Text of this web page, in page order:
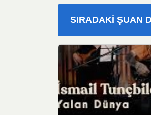
SIRADAKI ŞUAN